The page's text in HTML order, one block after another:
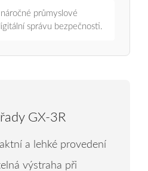
průmyslové
správu bezpečnosti.
GX-3R
a lehké provedení
výstraha při